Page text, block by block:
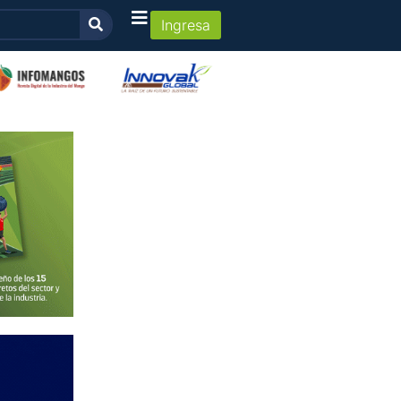
Ingresa